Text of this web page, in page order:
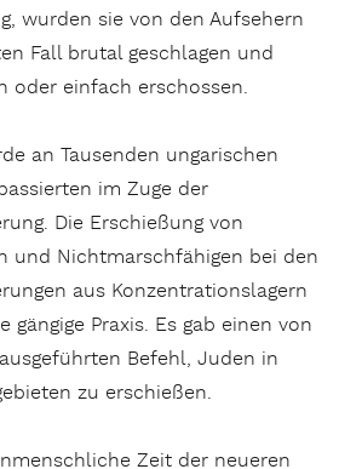
wurden sie von den Aufsehern
Fall brutal geschlagen und
oder einfach erschossen.
an Tausenden ungarischen
im Zuge der
Die Erschießung von
und Nichtmarschfähigen bei den
aus Konzentrationslagern
gängige Praxis. Es gab einen von
Befehl, Juden in
zu erschießen.
Zeit der neueren